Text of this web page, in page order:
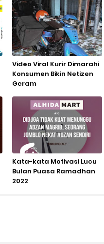
Video Viral Kurir Dimarahi
Konsumen Bikin Netizen
Geram
Kata-kata Motivasi Lucu
Bulan Puasa Ramadhan
2022